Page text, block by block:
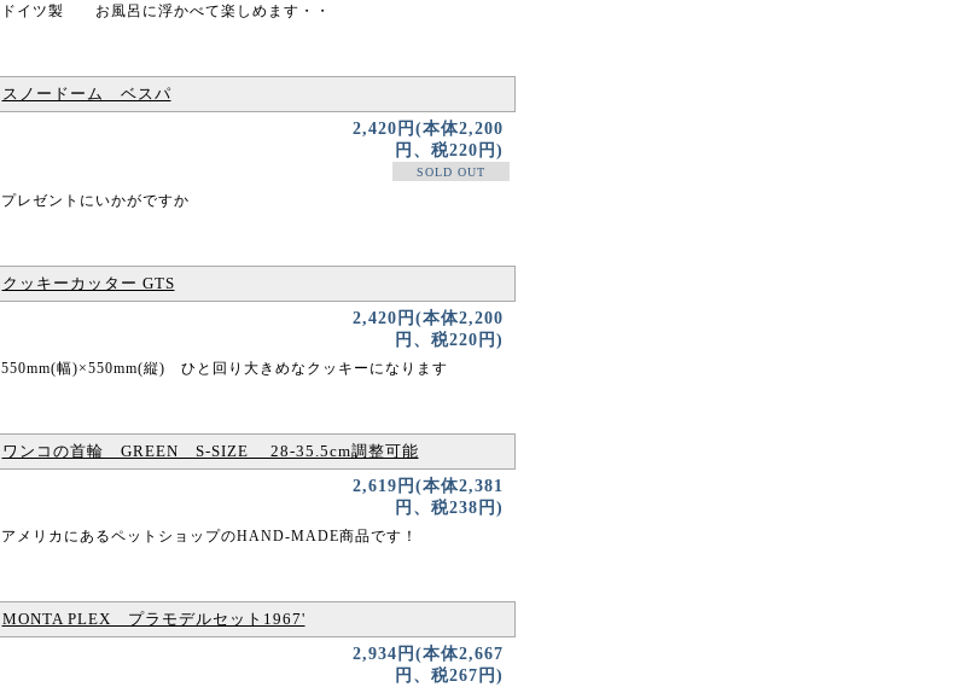
ドイツ製 お風呂に浮かべて楽しめます・・
スノードーム ベスパ
2,420円(本体2,200
円、税220円)
SOLD OUT
プレゼントにいかがですか
クッキーカッター GTS
2,420円(本体2,200
円、税220円)
550mm(幅)×550mm(縦) ひと回り大きめなクッキーになります
ワンコの首輪 GREEN S-SIZE 28-35.5cm調整可能
2,619円(本体2,381
円、税238円)
アメリカにあるペットショップのHAND-MADE商品です！
MONTA PLEX プラモデルセット1967'
2,934円(本体2,667
円、税267円)